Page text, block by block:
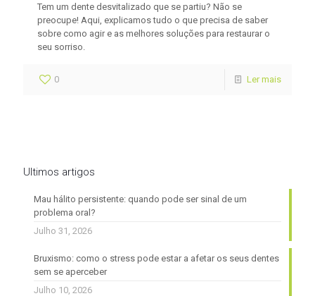
Tem um dente desvitalizado que se partiu? Não se
preocupe! Aqui, explicamos tudo o que precisa de saber
sobre como agir e as melhores soluções para restaurar o
seu sorriso.
0 Ler mais
Ultimos artigos
Mau hálito persistente: quando pode ser sinal de um
problema oral?
Julho 31, 2026
Bruxismo: como o stress pode estar a afetar os seus dentes
sem se aperceber
Julho 10, 2026